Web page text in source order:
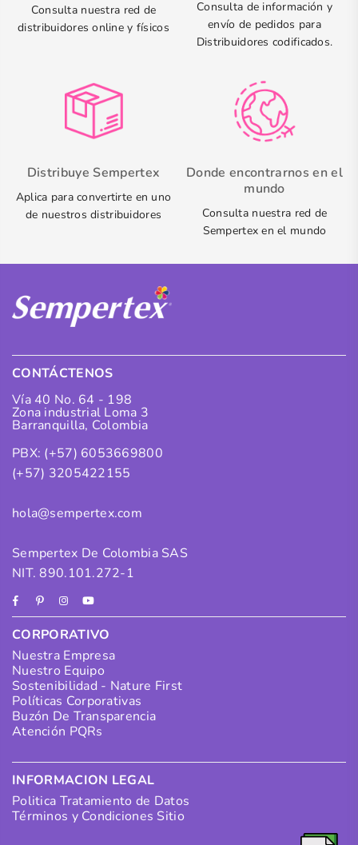
Consulta nuestra red de
distribuidores online y físicos
Consulta de información y
envío de pedidos para
Distribuidores codificados.
Distribuye Sempertex
Aplica para convertirte en uno
de nuestros distribuidores
Donde encontrarnos en el
mundo
Consulta nuestra red de
Sempertex en el mundo
CONTÁCTENOS
Vía 40 No. 64 - 198
Zona industrial Loma 3
Barranquilla, Colombia
PBX: (+57) 6053669800
(+57) 3205422155
hola@sempertex.com
Sempertex De Colombia SAS
NIT. 890.101.272-1
FacebookPinterestInstagram
YouTube
CORPORATIVO
Nuestra Empresa
Nuestro Equipo
Sostenibilidad - Nature First
Políticas Corporativas
Buzón De Transparencia
Atención PQRs
INFORMACION LEGAL
Politica Tratamiento de Datos
Términos y Condiciones Sitio